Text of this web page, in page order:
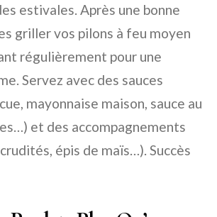
estivales. Après une bonne
griller vos pilons à feu moyen
régulièrement pour une
Servez avec des sauces
mayonnaise maison, sauce au
et des accompagnements
épis de maïs…). Succès